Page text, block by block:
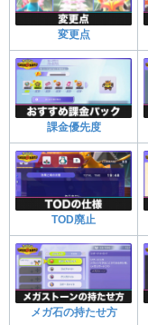
変更点
課金優先度
TOD廃止
メガ石の持たせ方